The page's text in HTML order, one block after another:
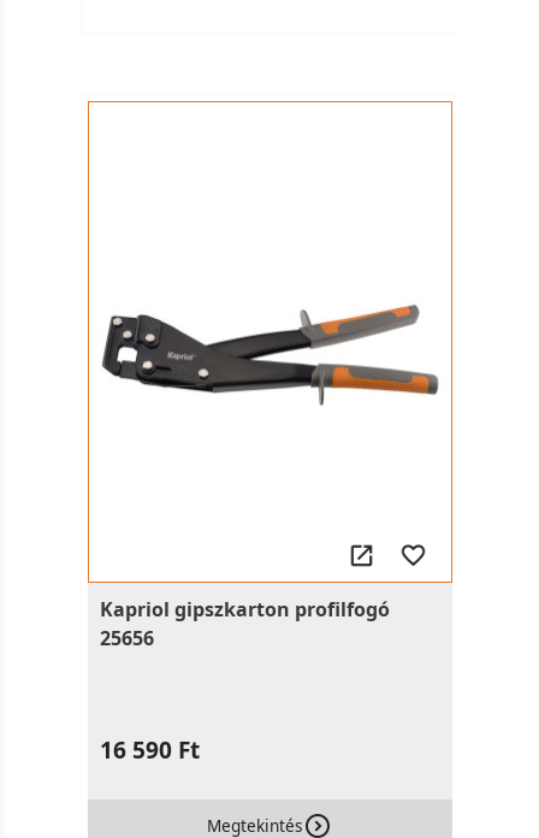
Kapriol gipszkarton profilfogó
25656
16 590 Ft
Megtekintés